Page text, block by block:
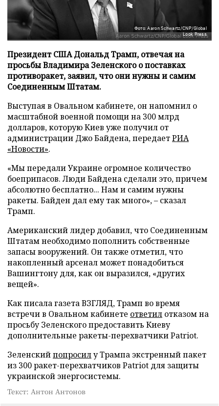
Фото: Aaron Schwartz/CNP/Global
Look Press
Президент США Дональд Трамп, отвечая на
просьбы Владимира Зеленского о поставках
противоракет, заявил, что они нужны и самим
Соединенным Штатам.
Выступая в Овальном кабинете, он напомнил о
масштабной военной помощи на 300 млрд
долларов, которую Киев уже получил от
администрации Джо Байдена, передаетРИА
«Новости».
«Мы передали Украине огромное количество
боеприпасов. Люди Байдена сделали это, причем
абсолютно бесплатно... Нам и самим нужны
ракеты. Байден дал ему так много», – сказал
Трамп.
Американский лидер добавил, что Соединенным
Штатам необходимо пополнить собственные
запасы вооружений. Он также отметил, что
накопленный арсенал может понадобиться
Вашингтону для, как он выразился, «других
вещей».
Как писала газета ВЗГЛЯД, Трамп во время
встречи в Овальном кабинете ответил отказом на
просьбу Зеленского предоставить Киеву
дополнительные ракеты-перехватчики Patriot.
Зеленскийпопросилу Трампа экстренный пакет
из 300 ракет-перехватчиков Patriot для защиты
украинской энергосистемы.
Текст: Антон Антонов